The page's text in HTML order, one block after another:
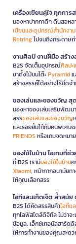
เครื่องเขียนคู่ใจ ทุกการ
มองหาปากกาดีๆ ดินสอห
เขียนและอุปกรณ์สำนักงาน
Rotringไปจนถึงกระดาษถ่
งานศิลป์ งานฝีมือ สร้าง
B2S จัดเต็มอุปกรณ์ศิลปะ
ขาตั้งไม้บนโต๊ะPyramid
สร้างสรรค์ได้อย่างไร้ขีดจ
ของเล่นและของขวัญ สุ
มองหาของเล่นเสริมพัฒน
สรรของเล่นและของขวัญ
และรอยยิ้มให้กับคนพิเศษ
FRIENDS หรือเกมจดหมา
ของใช้ในบ้าน ไอเทมที่ช่
ที่ B2S เรามีของใช้ในบ้านค
Xiaomi, หน้ากากอนามัยท
ให้คุณเลือกสรร
ไอทีและแก็ดเจ็ต ล้ำสมั
B2S ได้คัดสรรสินค้าไอทีแ
ทุกไลฟ์สไตล์ดิจิทัล ไม่ว่าจะ
ข้อมูล, เอ็กซ์เทอนัลฮาร์ด
ให้การทำงานของคุณสะด